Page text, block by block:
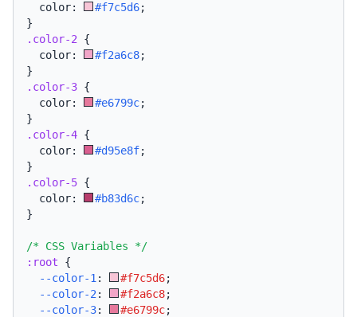
  color:
#f7c5d6;
}
.color-2 {
  color:
#f2a6c8;
}
.color-3 {
  color:
#e6799c;
}
.color-4 {
  color:
#d95e8f;
}
.color-5 {
  color:
#b83d6c;
}
/* CSS Variables */
:root {
--color-1 : #f7c5d6;
--color-2 : #f2a6c8;
--color-3: #e6799c;